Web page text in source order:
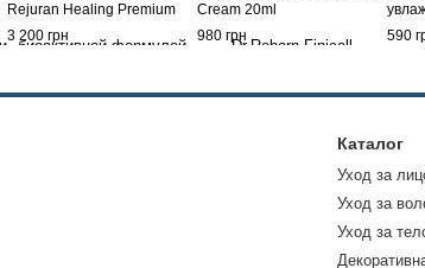
Rejuran Healing Premium
Activator Cream 50ml
3 200 грн
Cream 20ml
980 грн
590
Каталог
Уход за
Уход за
Уход за